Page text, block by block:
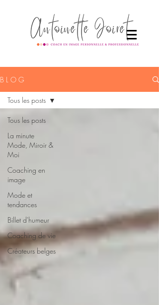
B L O G
Tous les posts
La minute
Mode, Miroir &
Moi
Coaching en
image
Mode et
tendances
Billet d'humeur
Coaching de vie
Créateurs belges
Tous les posts